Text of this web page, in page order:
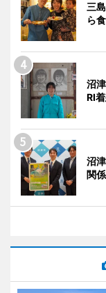
三
ら
沼
RI
沼
関